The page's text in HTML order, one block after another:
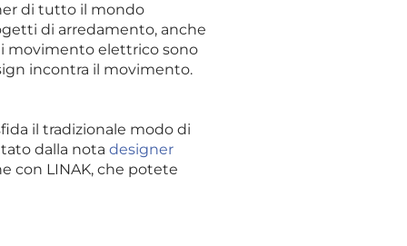
di tutto il mondo
di arredamento, anche
movimento elettrico sono
incontra il movimento.
il tradizionale modo di
dalla nota designer
con LINAK, che potete